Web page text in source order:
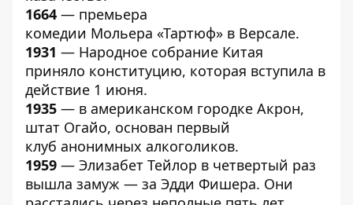
1664 — премьера
комедии Мольера «Тартюф» в Версале.
1931 — Народное собрание Китая
приняло конституцию, которая вступила в
действие 1 июня.
1935 — в американском городке Акрон,
штат Огайо, основан первый
клуб анонимных алкоголиков.
1959 — Элизабет Тейлор в четвертый раз
вышла замуж — за Эдди Фишера. Они